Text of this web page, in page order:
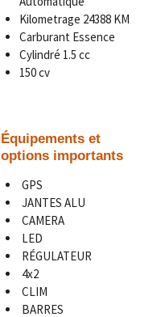
Kilometrage 24388 KM
Carburant Essence
Cylindré 1.5 cc
150 cv
Équipements et
options importants
GPS
JANTES ALU
CAMERA
LED
RÉGULATEUR
4x2
CLIM
BARRES